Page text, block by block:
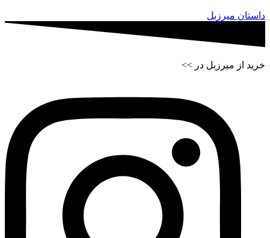
داستان میرزبل
خرید از میرزبل در >>